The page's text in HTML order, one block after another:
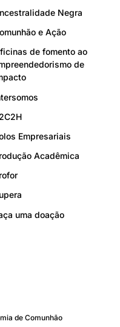
Negra
e Ação
de fomento ao
de
Empresariais
Acadêmica
uma doação
de Comunhão